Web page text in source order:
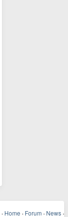
· Home · Forum · News ·